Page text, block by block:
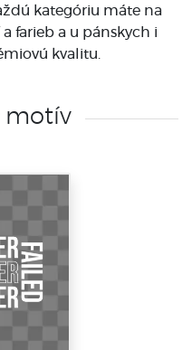
kategóriu máte na
farieb a u pánskych i
kvalitu.
motív